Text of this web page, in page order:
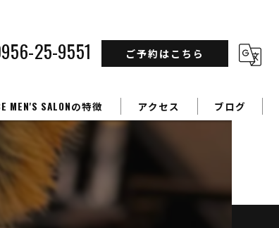
25-9551 ご予約はこちら
MEN'S SALONの特徴
ードカット
ー
マ
アクセス ブログ